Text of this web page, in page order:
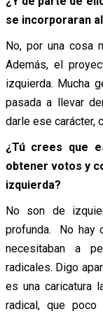
se incorporaran
No, por una cosa
Además, el
izquierda. Mucha
pasada a llevar
darle ese carácter,
¿Tú crees que
obtener votos y
izquierda?
No son de
profunda. No hay
necesitaban a
radicales. Digo
es una caricatura
radical, que